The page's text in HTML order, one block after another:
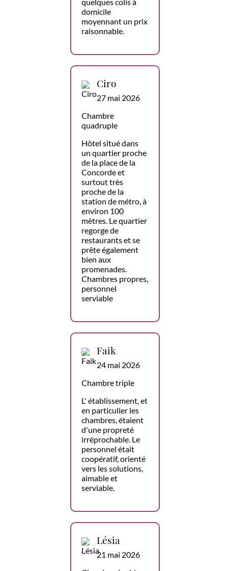
quelques colis à
domicile
moyennant un prix
raisonnable.
Ciro
27 mai 2026
Chambre
quadruple
Hôtel situé dans
un quartier proche
de la place de la
Concorde et
surtout très
proche de la
station de métro, à
environ 100
mètres. Le quartier
regorge de
restaurants et se
prête également
bien aux
promenades.
Chambres propres,
personnel
serviable
Faik
24 mai 2026
Chambre triple
L' établissement, et
en particulier les
chambres, étaient
d'une propreté
irréprochable. Le
personnel était
coopératif, orienté
vers les solutions,
aimable et
serviable.
Lésia
21 mai 2026